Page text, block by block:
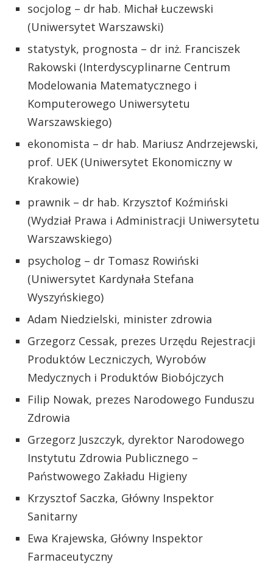
socjolog – dr hab. Michał Łuczewski
(Uniwersytet Warszawski)
statystyk, prognosta – dr inż. Franciszek
Rakowski (Interdyscyplinarne Centrum
Modelowania Matematycznego i
Komputerowego Uniwersytetu
Warszawskiego)
ekonomista – dr hab. Mariusz Andrzejewski,
prof. UEK (Uniwersytet Ekonomiczny w
Krakowie)
prawnik – dr hab. Krzysztof Koźmiński
(Wydział Prawa i Administracji Uniwersytetu
Warszawskiego)
psycholog – dr Tomasz Rowiński
(Uniwersytet Kardynała Stefana
Wyszyńskiego)
Adam Niedzielski, minister zdrowia
Grzegorz Cessak, prezes Urzędu Rejestracji
Produktów Leczniczych, Wyrobów
Medycznych i Produktów Biobójczych
Filip Nowak, prezes Narodowego Funduszu
Zdrowia
Grzegorz Juszczyk, dyrektor Narodowego
Instytutu Zdrowia Publicznego –
Państwowego Zakładu Higieny
Krzysztof Saczka, Główny Inspektor
Sanitarny
Ewa Krajewska, Główny Inspektor
Farmaceutyczny